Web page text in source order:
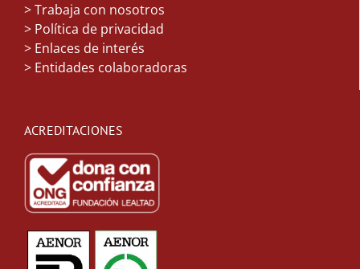
>Trabaja con nosotros
> Política de privacidad
> Enlaces de interés
> Entidades colaboradoras
ACREDITACIONES